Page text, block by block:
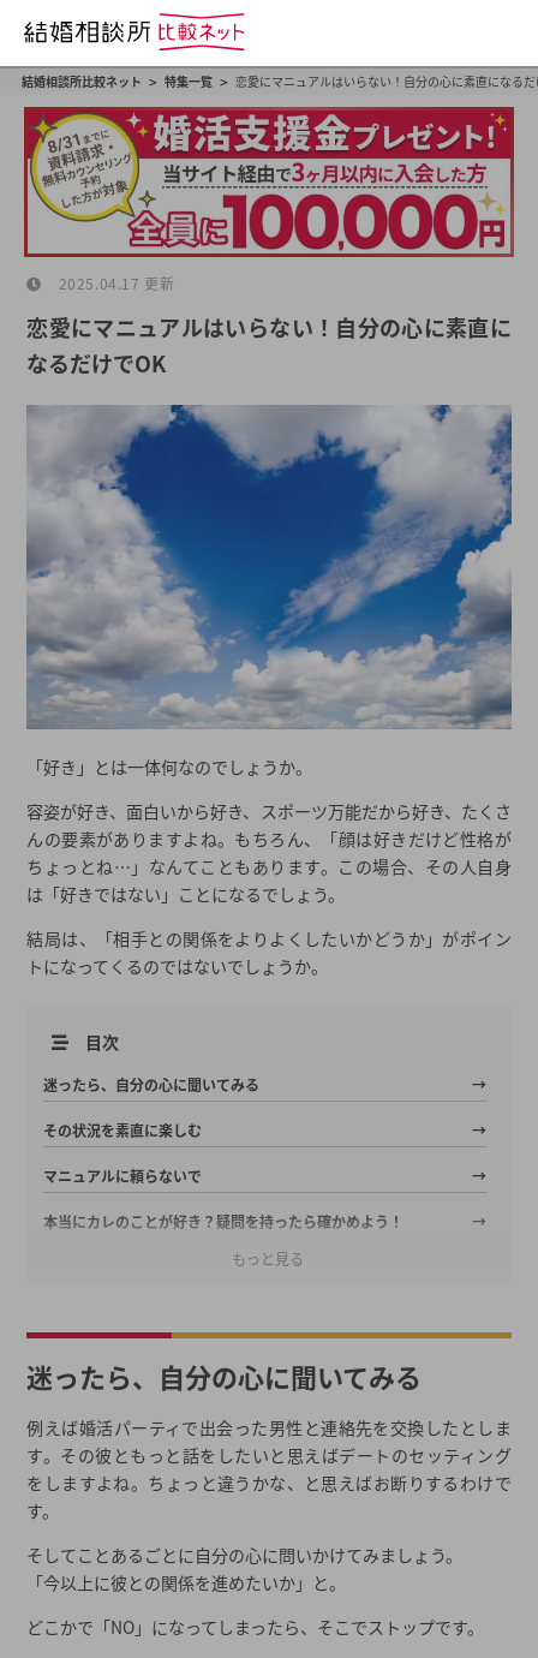
結婚相談所比較ネット > 特集一覧 > 恋愛にマニュアルはいらない！自分の心に素直になるだ
2025.04.17 更新
恋愛にマニュアルはいらない！自分の心に素直に
なるだけでOK
「好き」とは一体何なのでしょうか。
容姿が好き、面白いから好き、スポーツ万能だから好き、たくさ
んの要素がありますよね。もちろん、「顔は好きだけど性格が
ちょっとね…」なんてこともあります。この場合、その人自身
は「好きではない」ことになるでしょう。
結局は、「相手との関係をよりよくしたいかどうか」がポイン
トになってくるのではないでしょうか。
目次
迷ったら、自分の心に聞いてみる
その状況を素直に楽しむ
マニュアルに頼らないで
本当にカレのことが好き？疑問を持ったら確かめよう！
ほかの異性と関わってみるとわかる
「これをやめたら魅力的な女性になれる！」4つの婚活テクニック
【1】優等生女子をやめる
【2】極端な脱毛をやめる
【3】いつものファッションをやめる
【4】面白くないときは笑わない
恋愛をスムーズに進めるためのカギ教えます。
友人はあなたのキーパーソン
もっと見る
迷ったら、自分の心に聞いてみる
例えば婚活パーティで出会った男性と連絡先を交換したとしま
す。その彼ともっと話をしたいと思えばデートのセッティング
をしますよね。ちょっと違うかな、と思えばお断りするわけで
す。
そしてことあるごとに自分の心に問いかけてみましょう。
「今以上に彼との関係を進めたいか」と。
どこかで「NO」になってしまったら、そこでストップです。